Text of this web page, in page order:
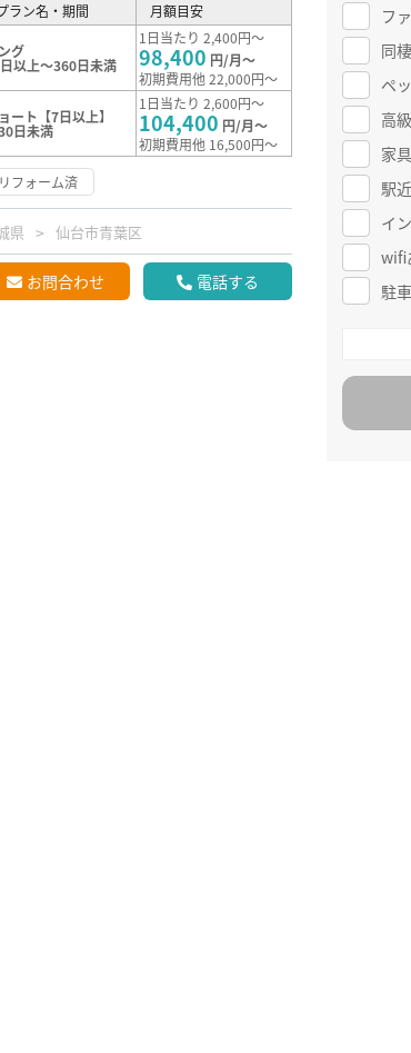
ラン名・期間 月額目安
グ
以上～360日未満
1日当たり 2,400円～
98,400 円/月～
初期費用他 22,000円～
ート【7日以上】
日未満
1日当たり 2,600円～
104,400 円/月～
初期費用他 16,500円～
リフォーム済
県 仙台市青葉区
お問合わせ 電話する
フ
同
ペ
高
家
駅近
イ
wifi
駐